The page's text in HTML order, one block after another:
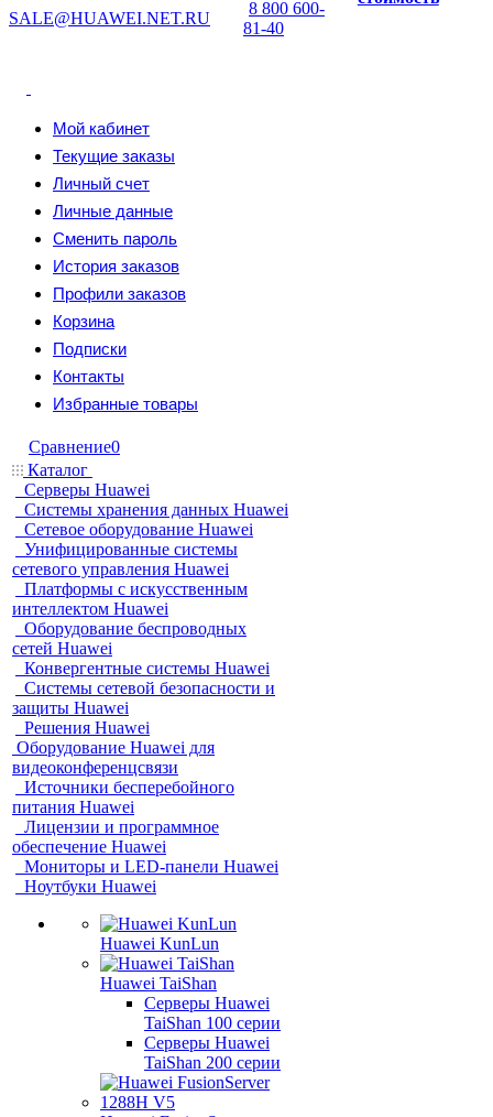
SALE@HUAWEI.NET.RU
8 800 600-
81-40
Мой кабинет
Текущие заказы
Личный счет
Личные данные
Сменить пароль
История заказов
Профили заказов
Корзина
Подписки
Контакты
Избранные товары
Сравнение0
Каталог
Серверы Huawei
Системы хранения данных Huawei
Сетевое оборудование Huawei
Унифицированные системы
сетевого управления Huawei
Платформы с искусственным
интеллектом Huawei
Оборудование беспроводных
сетей Huawei
Конвергентные системы Huawei
Системы сетевой безопасности и
защиты Huawei
Решения Huawei
Оборудование Huawei для
видеоконференцсвязи
Источники бесперебойного
питания Huawei
Лицензии и программное
обеспечение Huawei
Мониторы и LED-панели Huawei
Ноутбуки Huawei
Huawei KunLun
Huawei TaiShan
Серверы Huawei
TaiShan 100 серии
Серверы Huawei
TaiShan 200 серии